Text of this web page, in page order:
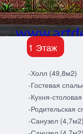
1 Этаж
-Холл (49,8м2)
-Гостевая
-Кухня-
-Родительская
-Санузел (4,7м2)